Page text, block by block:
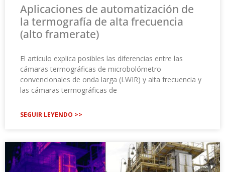
Aplicaciones de automatización de
la termografía de alta frecuencia
(alto framerate)
El artículo explica posibles las diferencias entre las
cámaras termográficas de microbolómetro
convencionales de onda larga (LWIR) y alta frecuencia y
las cámaras termográficas de
SEGUIR LEYENDO >>